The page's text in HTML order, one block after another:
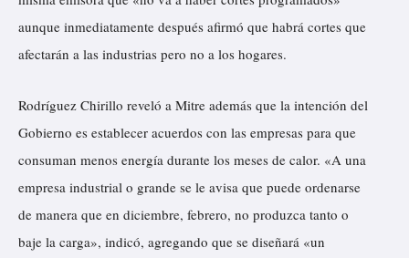
aunque inmediatamente después afirmó que habrá cortes que
afectarán a las industrias pero no a los hogares.
Rodríguez Chirillo reveló a Mitre además que la intención del
Gobierno es establecer acuerdos con las empresas para que
consuman menos energía durante los meses de calor. «A una
empresa industrial o grande se le avisa que puede ordenarse
de manera que en diciembre, febrero, no produzca tanto o
baje la carga», indicó, agregando que se diseñará «un